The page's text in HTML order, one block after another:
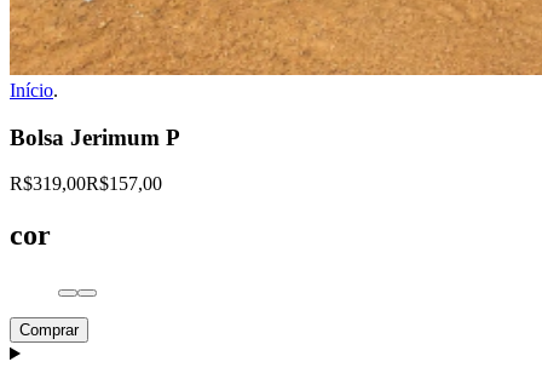
Início.
Bolsa Jerimum P
R$319,00R$157,00
cor
Comprar